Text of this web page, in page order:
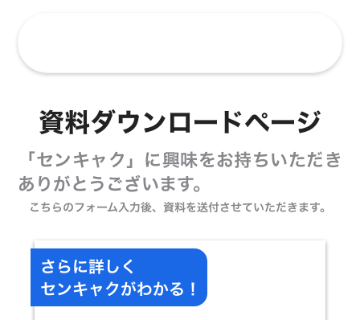
資料ダウンロードページ
「センキャク」に興味をお持ちいただき
ありがとうございます。
こちらのフォーム入力後、資料を送付させていただきます。
さらに詳しく
センキャクがわかる！